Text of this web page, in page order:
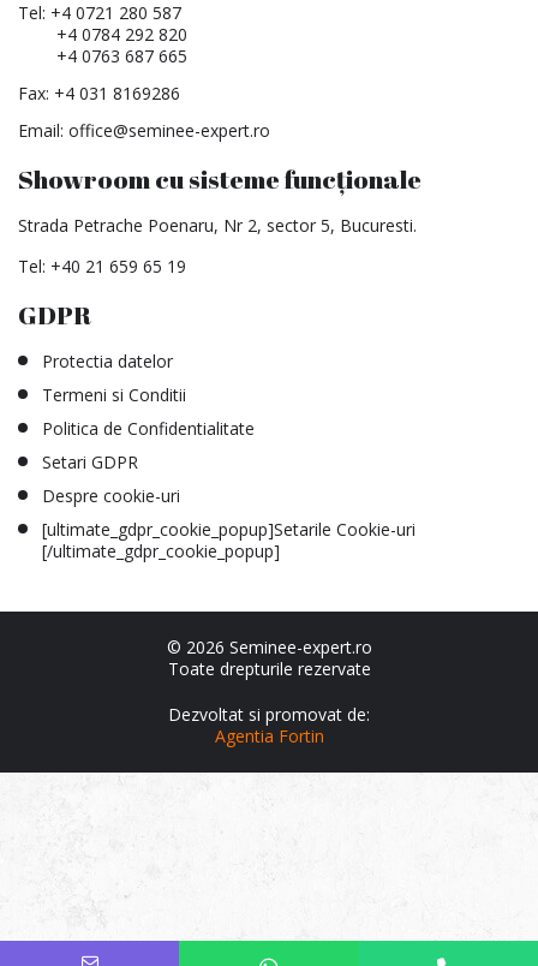
Tel: +4 0721 280 587
+4 0784 292 820
+4 0763 687 665
Fax: +4 031 8169286
Email: office@seminee-expert.ro
Showroom cu sisteme funcționale
Strada Petrache Poenaru, Nr 2, sector 5, Bucuresti.
Tel: +40 21 659 65 19
GDPR
Protectia datelor
Termeni si Conditii
Politica de Confidentialitate
Setari GDPR
Despre cookie-uri
[ultimate_gdpr_cookie_popup]Setarile Cookie-uri
[/ultimate_gdpr_cookie_popup]
© 2026 Seminee-expert.ro
Toate drepturile rezervate
Dezvoltat si promovat de:
Agentia Fortin